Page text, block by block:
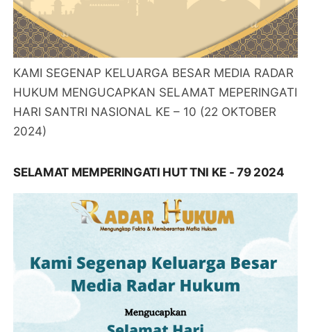
KAMI SEGENAP KELUARGA BESAR MEDIA RADAR
HUKUM MENGUCAPKAN SELAMAT MEPERINGATI
HARI SANTRI NASIONAL KE – 10 (22 OKTOBER
2024)
SELAMAT MEMPERINGATI HUT TNI KE - 79 2024